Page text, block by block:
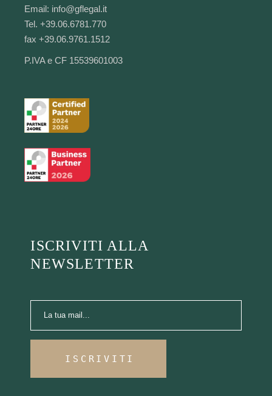
Email: info@gflegal.it
Tel. +39.06.6781.770
fax +39.06.9761.1512
P.IVA e CF 15539601003
ISCRIVITI ALLA
NEWSLETTER
ISCRIVITI